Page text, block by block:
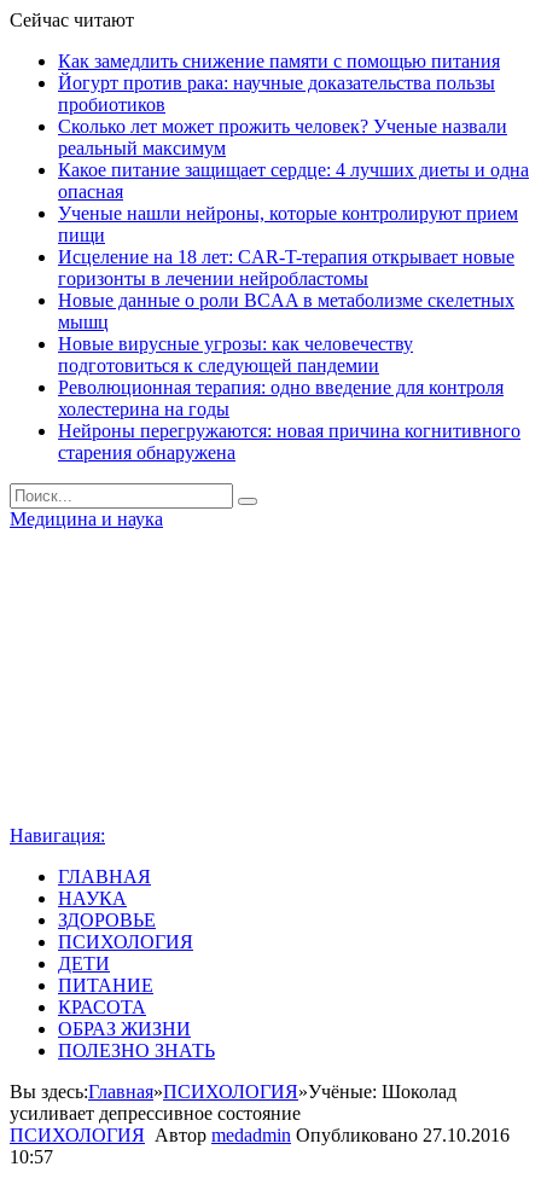
Сейчас читают
Как замедлить снижение памяти с помощью питания
Йогурт против рака: научные доказательства пользы
пробиотиков
Сколько лет может прожить человек? Ученые назвали
реальный максимум
Какое питание защищает сердце: 4 лучших диеты и одна
опасная
Ученые нашли нейроны, которые контролируют прием
пищи
Исцеление на 18 лет: CAR-T-терапия открывает новые
горизонты в лечении нейробластомы
Новые данные о роли BCAA в метаболизме скелетных
мышц
Новые вирусные угрозы: как человечеству
подготовиться к следующей пандемии
Революционная терапия: одно введение для контроля
холестерина на годы
Нейроны перегружаются: новая причина когнитивного
старения обнаружена
Медицина и наука
Навигация:
ГЛАВНАЯ
НАУКА
ЗДОРОВЬЕ
ПСИХОЛОГИЯ
ДЕТИ
ПИТАНИЕ
КРАСОТА
ОБРАЗ ЖИЗНИ
ПОЛЕЗНО ЗНАТЬ
Вы здесь:Главная»ПСИХОЛОГИЯ»Учёные: Шоколад
усиливает депрессивное состояние
ПСИХОЛОГИЯ Автор medadmin Опубликовано 27.10.2016
10:57